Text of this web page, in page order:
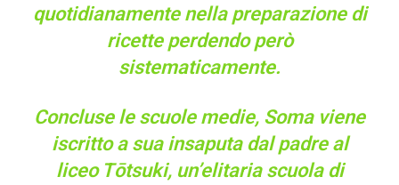
quotidianamente nella preparazione di
ricette perdendo però
sistematicamente.
Concluse le scuole medie, Soma viene
iscritto a sua insaputa dal padre al
liceo Tōtsuki, un’elitaria scuola di